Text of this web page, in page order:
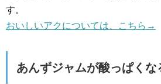
す。
おいしいアクについては、こちら→
あんずジャムが酸っぱくな